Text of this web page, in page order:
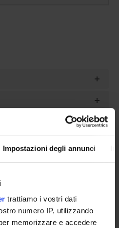
Impostazioni degli annunci
trattiamo i vostri dati
numero IP, utilizzando
memorizzare e accedere